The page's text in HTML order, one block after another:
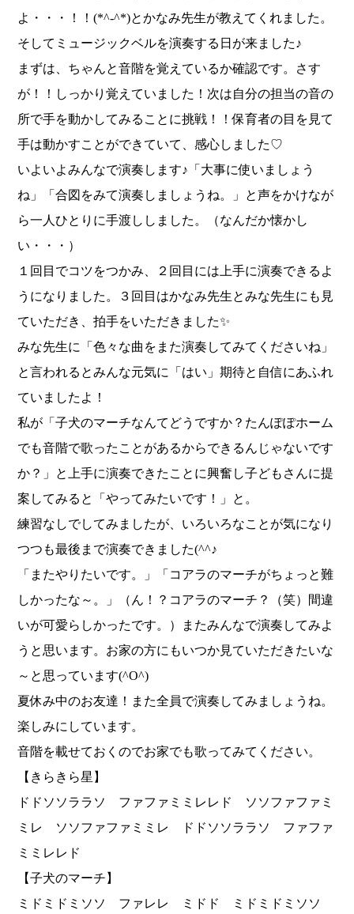
よ・・・！！(*^-^*)とかなみ先生が教えてくれました。
そしてミュージックベルを演奏する日が来ました♪
まずは、ちゃんと音階を覚えているか確認です。さす
が！！しっかり覚えていました！次は自分の担当の音の
所で手を動かしてみることに挑戦！！保育者の目を見て
手は動かすことができていて、感心しました♡
いよいよみんなで演奏します♪「大事に使いましょう
ね」「合図をみて演奏しましょうね。」と声をかけなが
ら一人ひとりに手渡ししました。（なんだか懐かし
い・・・）
１回目でコツをつかみ、２回目には上手に演奏できるよ
うになりました。３回目はかなみ先生とみな先生にも見
ていただき、拍手をいただきました✨
みな先生に「色々な曲をまた演奏してみてくださいね」
と言われるとみんな元気に「はい」期待と自信にあふれ
ていましたよ！
私が「子犬のマーチなんてどうですか？たんぽぽホーム
でも音階で歌ったことがあるからできるんじゃないです
か？」と上手に演奏できたことに興奮し子どもさんに提
案してみると「やってみたいです！」と。
練習なしでしてみましたが、いろいろなことが気になり
つつも最後まで演奏できました(^^♪
「またやりたいです。」「コアラのマーチがちょっと難
しかったな～。」（ん！？コアラのマーチ？（笑）間違
いが可愛らしかったです。）またみんなで演奏してみよ
うと思います。お家の方にもいつか見ていただきたいな
～と思っています(^O^)
夏休み中のお友達！また全員で演奏してみましょうね。
楽しみにしています。
音階を載せておくのでお家でも歌ってみてください。
【きらきら星】
ドドソソララソ ファファミミレレド ソソファファミ
ミレ ソソファファミミレ ドドソソララソ ファファ
ミミレレド
【子犬のマーチ】
ミドミドミソソ ファレレ ミドド ミドミドミソソ